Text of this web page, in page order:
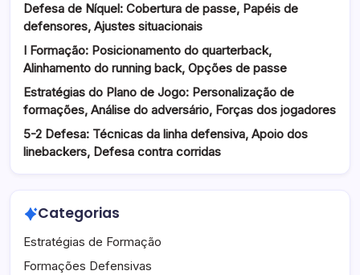
Defesa de Níquel: Cobertura de passe, Papéis de
defensores, Ajustes situacionais
I Formação: Posicionamento do quarterback,
Alinhamento do running back, Opções de passe
Estratégias do Plano de Jogo: Personalização de
formações, Análise do adversário, Forças dos jogadores
5-2 Defesa: Técnicas da linha defensiva, Apoio dos
linebackers, Defesa contra corridas
Categorias
Estratégias de Formação
Formações Defensivas